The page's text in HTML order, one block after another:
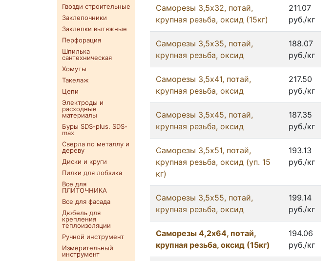
Гвозди строительные
Заклепочники
Заклепки вытяжные
Перфорация
Шпилька
сантехническая
Хомуты
Такелаж
Цепи
Электроды и
расходные
материалы
Буры SDS-plus. SDS-
max
Сверла по металлу и
дереву
Диски и круги
Пилки для лобзика
Все для
ПЛИТОЧНИКА
Все для фасада
Дюбель для
крепления
теплоизоляции
Ручной инструмент
Измерительный
инструмент
Саморезы 3,5x32, потай,
крупная резьба, оксид (15кг)
211.07
руб./кг
Саморезы 3,5x35, потай,
крупная резьба, оксид
188.07
руб./кг
Саморезы 3,5x41, потай,
крупная резьба, оксид
217.50
руб./кг
Саморезы 3,5x45, потай,
крупная резьба, оксид
187.35
руб./кг
Саморезы 3,5x51, потай,
крупная резьба, оксид (уп. 15
кг)
193.13
руб./кг
Саморезы 3,5x55, потай,
крупная резьба, оксид
199.14
руб./кг
Саморезы 4,2x64, потай,
крупная резьба, оксид (15кг)
194.06
руб./кг